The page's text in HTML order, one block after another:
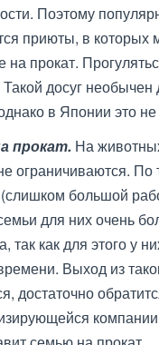
Поэтому
приюты, в которых
на прокат.
Такой досуг
в Японии это не
прокат. На
ограничиваются. По
большой
для них очень
так как для этого у
Выход из
достаточно